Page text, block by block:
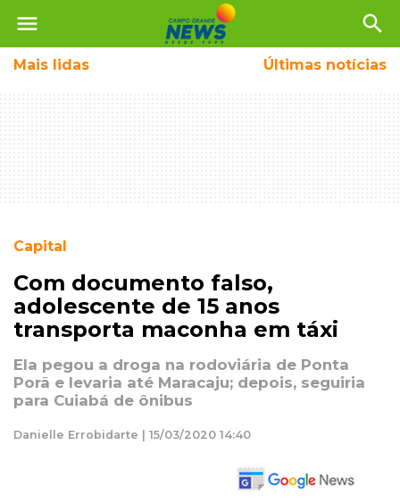
menu search
Mais lidas Últimas notícias
Capital
Com documento falso,
adolescente de 15 anos
transporta maconha em táxi
Ela pegou a droga na rodoviária de Ponta
Porã e levaria até Maracaju; depois, seguiria
para Cuiabá de ônibus
Danielle Errobidarte | 15/03/2020 14:40